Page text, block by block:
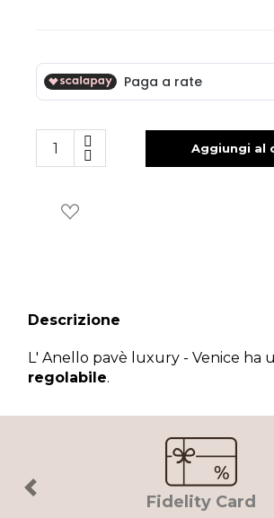
Aggiungi al
Descrizione
L' Anello pavè luxury - Venice ha
regolabile.
Fidelity Card
Previous
Wishlist
Accedi al tuo account per creare la